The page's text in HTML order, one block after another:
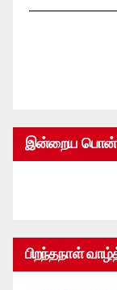
இன்றைய பொன்
பிறந்தநாள்